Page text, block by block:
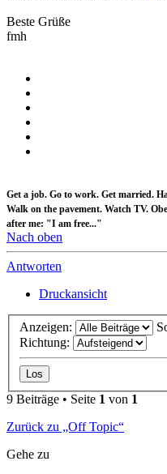
Beste Grüße
fmh
Get a job. Go to work. Get married.
Walk on the pavement. Watch TV.
after me: "I am free..."
Nach oben
Antworten
Druckansicht
Anzeigen:
Richtung:
9 Beiträge • Seite 1 von 1
Zurück zu „Off Topic“
Gehe zu